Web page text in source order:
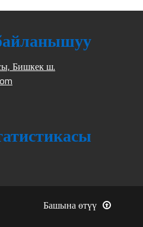
Бишкек ш.
Башына өтүү